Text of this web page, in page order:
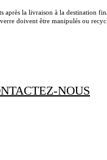
après la livraison à la destination
doivent être manipulés ou
NOUS